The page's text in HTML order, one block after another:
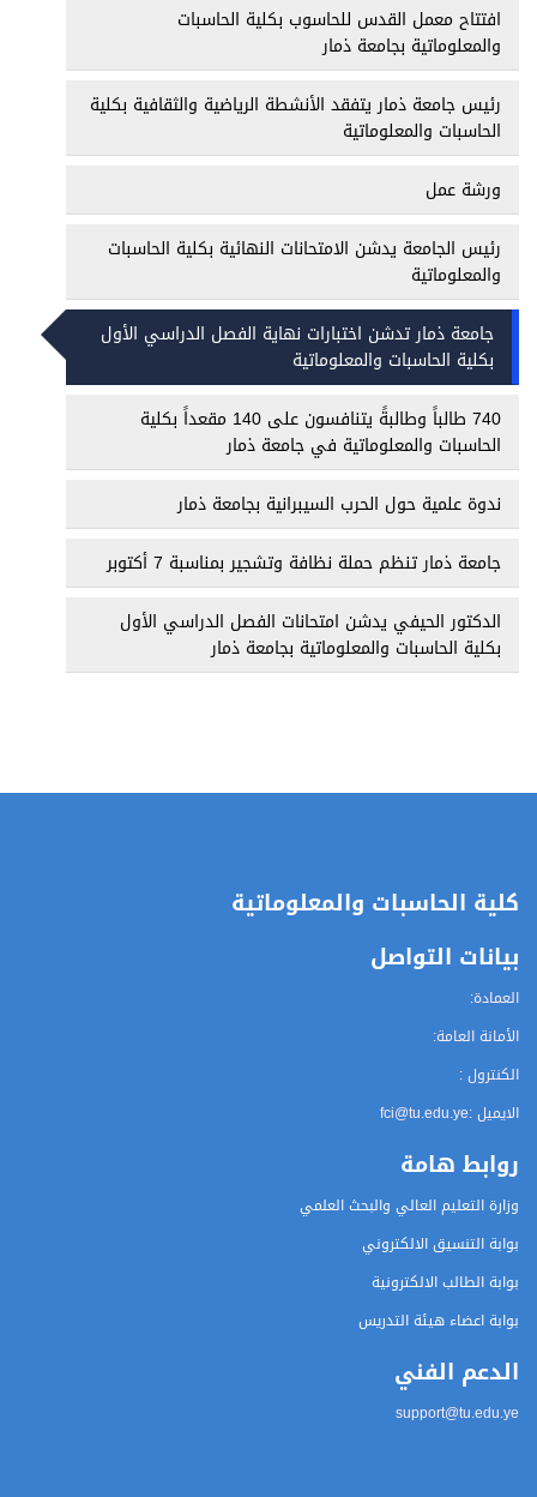
افتتاح معمل القدس للحاسوب بكلية الحاسبات
والمعلوماتية بجامعة ذمار
رئيس جامعة ذمار يتفقد الأنشطة الرياضية والثقافية بكلية
الحاسبات والمعلوماتية
ورشة عمل
رئيس الجامعة يدشن الامتحانات النهائية بكلية الحاسبات
والمعلوماتية
جامعة ذمار تدشن اختبارات نهاية الفصل الدراسي الأول
بكلية الحاسبات والمعلوماتية
740 طالباً وطالبةً يتنافسون على 140 مقعداً بكلية
الحاسبات والمعلوماتية في جامعة ذمار
ندوة علمية حول الحرب السيبرانية بجامعة ذمار
جامعة ذمار تنظم حملة نظافة وتشجير بمناسبة 7 أكتوبر
الدكتور الحيفي يدشن امتحانات الفصل الدراسي الأول
بكلية الحاسبات والمعلوماتية بجامعة ذمار
كلية الحاسبات والمعلوماتية
بيانات التواصل
العمادة:
الأمانة العامة:
الكنترول :
الايميل :fci@tu.edu.ye
روابط هامة
وزارة التعليم العالي والبحث العلمي
بوابة التنسيق الالكتروني
بوابة الطالب الالكترونية
بوابة اعضاء هيئة التدريس
الدعم الفني
support@tu.edu.ye